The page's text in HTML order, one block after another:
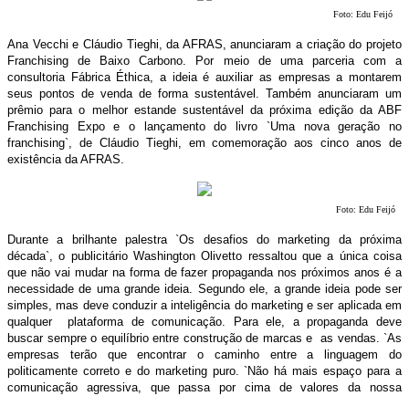
Foto: Edu Feijó
Ana Vecchi e Cláudio Tieghi, da AFRAS, anunciaram a criação do projeto
Franchising de Baixo Carbono. Por meio de uma parceria com a
consultoria Fábrica Éthica, a ideia é auxiliar as empresas a montarem
seus pontos de venda de forma sustentável. Também anunciaram um
prêmio para o melhor estande sustentável da próxima edição da ABF
Franchising Expo e o lançamento do livro `Uma nova geração no
franchising`, de Cláudio Tieghi, em comemoração aos cinco anos de
existência da AFRAS.
Foto: Edu Feijó
Durante a brilhante palestra `Os desafios do marketing da próxima
década`, o publicitário Washington Olivetto ressaltou que a única coisa
que não vai mudar na forma de fazer propaganda nos próximos anos é a
necessidade de uma grande ideia. Segundo ele, a grande ideia pode ser
simples, mas deve conduzir a inteligência do marketing e ser aplicada em
qualquer plataforma de comunicação. Para ele, a propaganda deve
buscar sempre o equilíbrio entre construção de marcas e as vendas. `As
empresas terão que encontrar o caminho entre a linguagem do
politicamente correto e do marketing puro. `Não há mais espaço para a
comunicação agressiva, que passa por cima de valores da nossa